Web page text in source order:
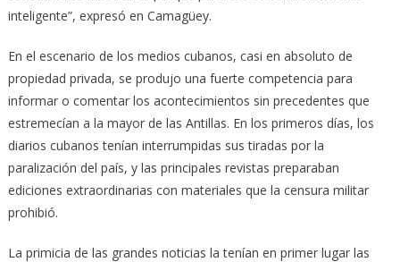
inteligente”, expresó en Camagüey.
En el escenario de los medios cubanos, casi en absoluto de
propiedad privada, se produjo una fuerte competencia para
informar o comentar los acontecimientos sin precedentes que
estremecían a la mayor de las Antillas. En los primeros días, los
diarios cubanos tenían interrumpidas sus tiradas por la
paralización del país, y las principales revistas preparaban
ediciones extraordinarias con materiales que la censura militar
prohibió.
La primicia de las grandes noticias la tenían en primer lugar las